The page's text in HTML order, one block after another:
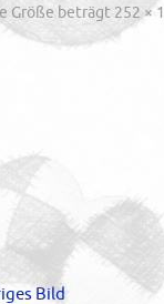
Größe beträgt 252 ×
Bild